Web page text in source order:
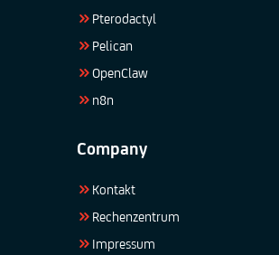
Pterodactyl
Pelican
OpenClaw
n8n
Company
Kontakt
Rechenzentrum
Impressum